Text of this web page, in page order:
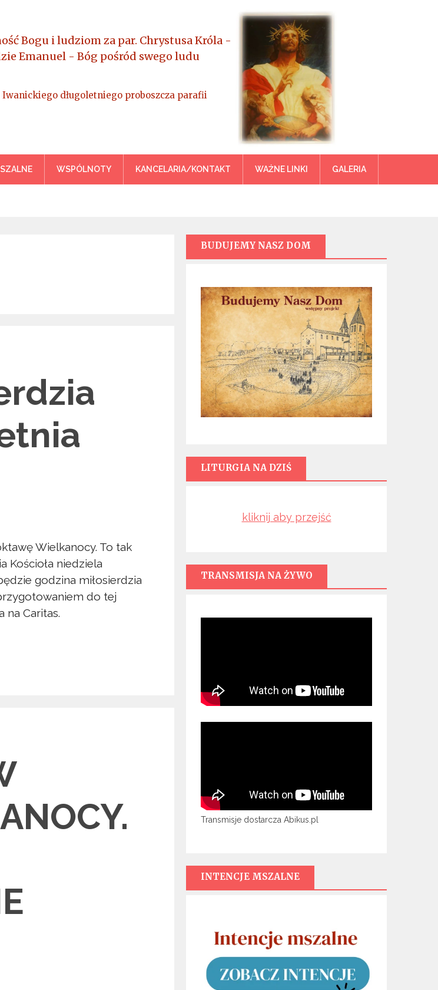
– Rawa Mazowiecka
Bogu i ludziom za par. Chrystusa Króla -
Emanuel - Bóg pośród swego ludu
Iwanickiego długoletniego proboszcza parafii
WSPÓLNOTY KANCELARIA/KONTAKT WAŻNE LINKI GALERIA
Wielkanocy. To tak
Kościoła niedziela
godzina miłosierdzia
do tej
na Caritas.
BUDUJEMY NASZ DOM
LITURGIA NA DZIŚ
kliknij aby przejść
TRANSMISJA NA ŻYWO
Transmisje dostarcza Abikus.pl
INTENCJE MSZALNE